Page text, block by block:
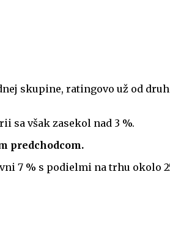
skupine, ratingovo už od
sa však zasekol nad 3 %.
predchodcom.
7 % s podielmi na trhu okolo